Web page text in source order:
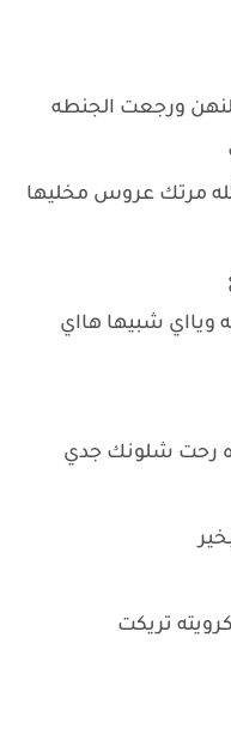
ورجعت الجنطه
مرتك عروس مخليها
عمتي اتغيرت ١٨٠ درجه ويااي شبيها هااي
رحت شلونك جدي
تريكت